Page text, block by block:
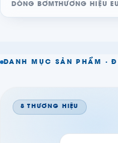
DÒNG BƠM THƯƠNG HIỆU
DANH MỤC SẢN PHẨM ·
8 THƯƠNG HIỆU